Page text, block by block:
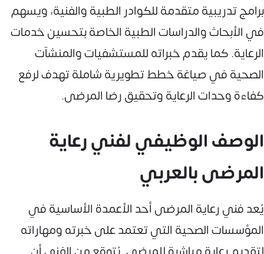
برامج تدريبية متقدمة للكوادر الطبية والفنية، ويسهم
في الأبحاث والدراسات الطبية الخاصة بتحسين خدمات
الرعاية. كما يقدم خبراته للمستشفيات والمنشآت
الصحية في صياغة خطط تطويرية شاملة تهدف لرفع
كفاءة وحدات الرعاية وتحقيق رضا المرضى.
الوصف الوظيفي لفني رعاية
المرضى بالعربي
يُعد فني رعاية المرضى أحد الأعمدة الأساسية في
المؤسسات الصحية التي تعتمد على خبرته ومهاراته